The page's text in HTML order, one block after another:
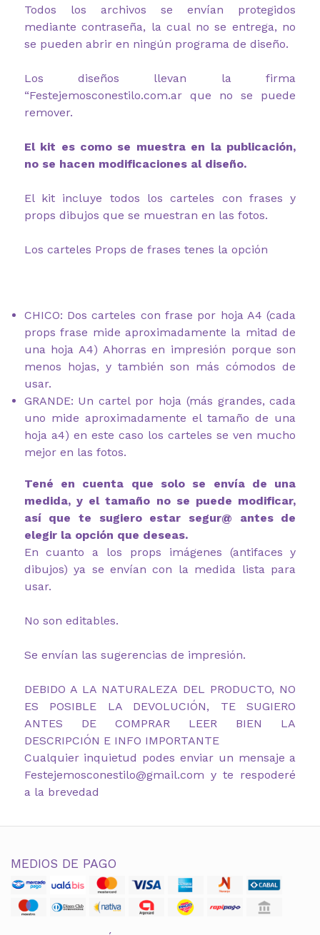
Todos los archivos se envían protegidos
mediante contraseña, la cual no se entrega, no
se pueden abrir en ningún programa de diseño.
Los diseños llevan la firma
“Festejemosconestilo.com.ar que no se puede
remover.
El kit es como se muestra en la publicación,
no se hacen modificaciones al diseño.
El kit incluye todos los carteles con frases y
props dibujos que se muestran en las fotos.
Los carteles Props de frases tenes la opción
CHICO: Dos carteles con frase por hoja A4 (cada
props frase mide aproximadamente la mitad de
una hoja A4) Ahorras en impresión porque son
menos hojas, y también son más cómodos de
usar.
GRANDE: Un cartel por hoja (más grandes, cada
uno mide aproximadamente el tamaño de una
hoja a4) en este caso los carteles se ven mucho
mejor en las fotos.
Tené en cuenta que solo se envía de una
medida, y el tamaño no se puede modificar,
así que te sugiero estar segur@ antes de
elegir la opción que deseas.
En cuanto a los props imágenes (antifaces y
dibujos) ya se envían con la medida lista para
usar.
No son editables.
Se envían las sugerencias de impresión.
DEBIDO A LA NATURALEZA DEL PRODUCTO, NO
ES POSIBLE LA DEVOLUCIÓN, TE SUGIERO
ANTES DE COMPRAR LEER BIEN LA
DESCRIPCIÓN E INFO IMPORTANTE
Cualquier inquietud podes enviar un mensaje a
Festejemosconestilo@gmail.com y te respoderé
a la brevedad
MEDIOS DE PAGO